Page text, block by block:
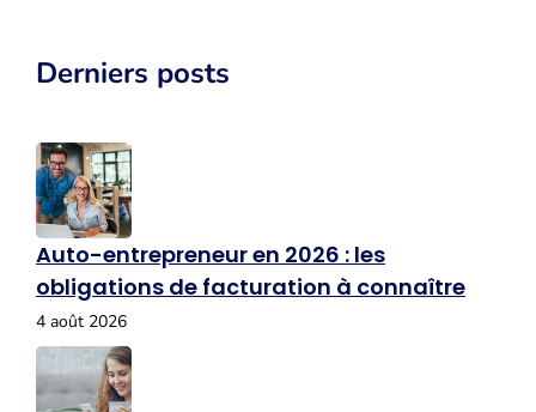
Derniers posts
Auto-entrepreneur en 2026 : les
obligations de facturation à connaître
4 août 2026